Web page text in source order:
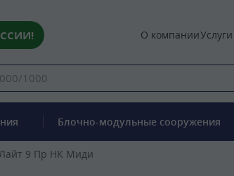
О компанииУслуги
Блочно-модульные сооружения
9 Пр НК Миди